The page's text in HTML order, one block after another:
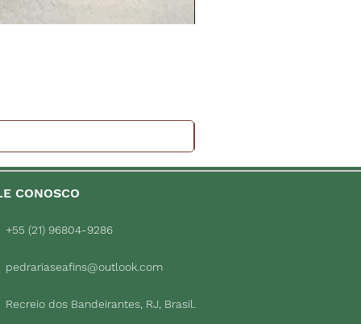
CONOSCO
+55 (21) 96804-9286
pedrariaseafins@outlook.com
Recreio dos Bandeirantes, RJ, Brasil.